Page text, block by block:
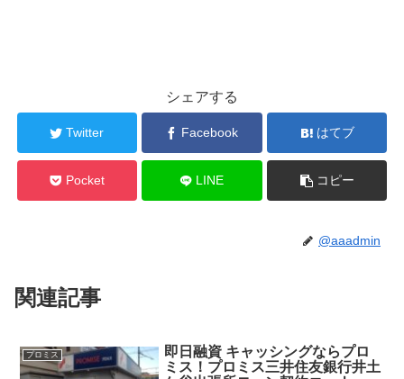
シェアする
Twitter Facebook はてブ
Pocket LINE コピー
@aaadmin
関連記事
プロミス
即日融資 キャッシングならプロ
ミス！プロミス三井住友銀行井土